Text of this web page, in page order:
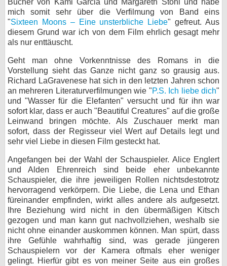
Bücher von Kami Garcia und Margareth Stohl und habe
mich somit sehr über die Verfilmung von Band eins
"Sixteen Moons – Eine unsterbliche Liebe" gefreut. Aus
diesem Grund war ich von dem Film ehrlich gesagt mehr
als nur enttäuscht.
Geht man ohne Vorkenntnisse des Romans in die
Vorstellung sieht das Ganze nicht ganz so grausig aus.
Richard LaGravenese hat sich in den letzten Jahren schon
an mehreren Literaturverfilmungen wie "P.S. Ich liebe dich"
und "Wasser für die Elefanten" versucht und für ihn war
sofort klar, dass er auch "Beautiful Creatures" auf die große
Leinwand bringen möchte. Als Zuschauer merkt man
sofort, dass der Regisseur viel Wert auf Details legt und
sehr viel Liebe in diesen Film gesteckt hat.
Angefangen bei der Wahl der Schauspieler. Alice Englert
und Alden Ehrenreich sind beide eher unbekannte
Schauspieler, die ihre jeweiligen Rollen nichtsdestotrotz
hervorragend verkörpern. Die Liebe, die Lena und Ethan
füreinander empfinden, wirkt alles andere als aufgesetzt.
Ihre Beziehung wird nicht in den übermäßigen Kitsch
gezogen und man kann gut nachvollziehen, weshalb sie
nicht ohne einander auskommen können. Man spürt, dass
ihre Gefühle wahrhaftig sind, was gerade jüngeren
Schauspielern vor der Kamera oftmals eher weniger
gelingt. Hierfür gibt es von meiner Seite aus ein großes